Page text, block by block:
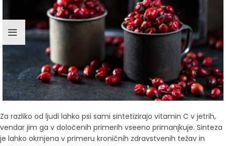
Za razliko od ljudi lahko psi sami sintetizirajo vitamin C v jetrih,
vendar jim ga v določenih primerih vseeno primanjkuje. Sinteza
je lahko okrnjena v primeru kroničnih zdravstvenih težav in